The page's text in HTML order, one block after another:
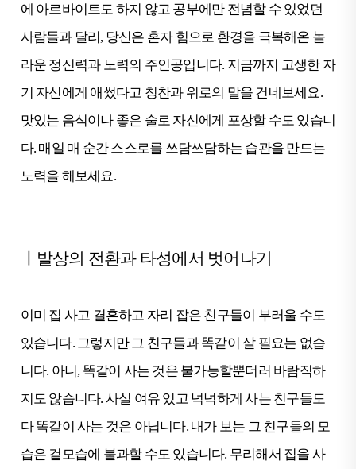
에 아르바이트도 하지 않고 공부에만 전념할 수 있었던
사람들과 달리, 당신은 혼자 힘으로 환경을 극복해온 놀
라운 정신력과 노력의 주인공입니다. 지금까지 고생한 자
기 자신에게 애썼다고 칭찬과 위로의 말을 건네보세요.
맛있는 음식이나 좋은 술로 자신에게 포상할 수도 있습니
다. 매일 매 순간 스스로를 쓰담쓰담하는 습관을 만드는
노력을 해보세요.
ㅣ발상의 전환과 타성에서 벗어나기
이미 집 사고 결혼하고 자리 잡은 친구들이 부러울 수도
있습니다. 그렇지만 그 친구들과 똑같이 살 필요는 없습
니다. 아니, 똑같이 사는 것은 불가능할뿐더러 바람직하
지도 않습니다. 사실 여유 있고 넉넉하게 사는 친구들도
다 똑같이 사는 것은 아닙니다. 내가 보는 그 친구들의 모
습은 겉모습에 불과할 수도 있습니다. 무리해서 집을 사